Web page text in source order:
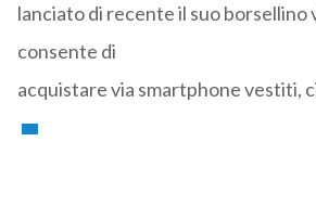
lanciato di recente il suo borsellino
consente di
acquistare via smartphone vestiti,